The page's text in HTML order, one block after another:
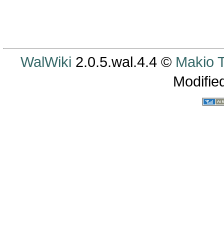
WalWiki 2.0.5.wal.4.4 © Makio